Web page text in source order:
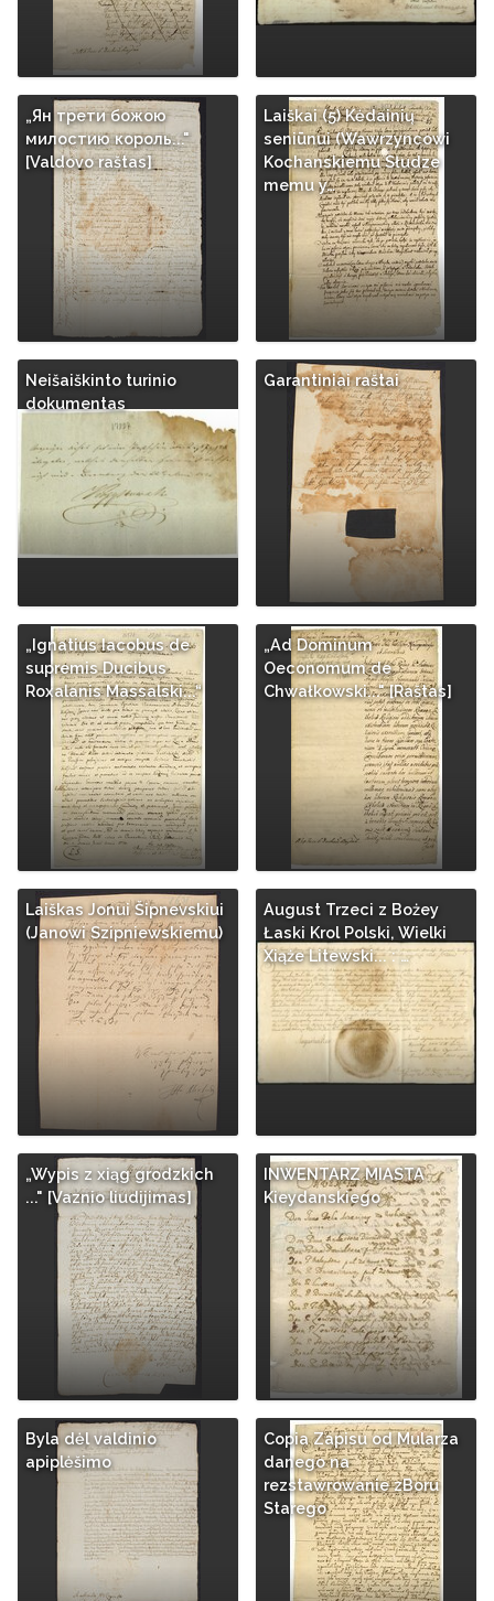
„Ян трети божою
милостию король..."
[Valdovo raštas]
Laiškai (5) Kėdainių
seniūnui (Wawrzyncowi
Kochanskiemu Słudze
memu y…
Neišaiškinto turinio
dokumentas
Garantiniai raštai
„Ignatius Iacobus de
supremis Ducibus
Roxalanis Massalski...“
„Ad Dominum
Oeconomum de
Chwałkowski..." [Raštas]
Laiškas Jonui Šipnevskiui
(Janowi Szipniewskiemu)
August Trzeci z Bożey
Łaski Krol Polski, Wielki
Xiąże Litewski... : …
„Wypis z xiąg grodzkich
..." [Vaznio liudijimas]
INWENTARZ MIASTA
Kieydanskiego
Byla dėl valdinio
apiplėšimo
Copia Zapisu od Mularza
danego na
rezstawrowanie zBoru
Starego